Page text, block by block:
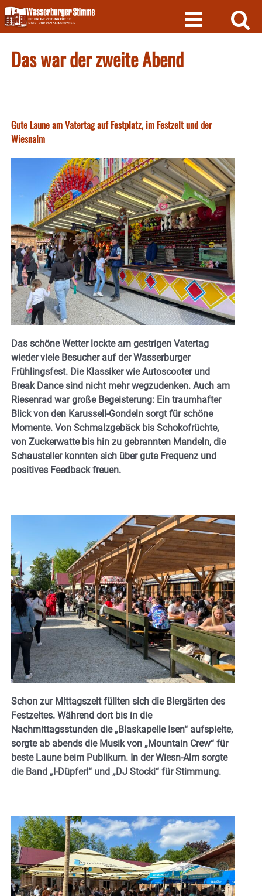
Skip
to
content
Das war der zweite Abend
Gute Laune am Vatertag auf Festplatz, im Festzelt und der
Wiesnalm
Das schöne Wetter lockte am gestrigen Vatertag
wieder viele Besucher auf der Wasserburger
Frühlingsfest. Die Klassiker wie Autoscooter und
Break Dance sind nicht mehr wegzudenken. Auch am
Riesenrad war große Begeisterung: Ein traumhafter
Blick von den Karussell-Gondeln sorgt für schöne
Momente. Von Schmalzgebäck bis Schokofrüchte,
von Zuckerwatte bis hin zu gebrannten Mandeln, die
Schausteller konnten sich über gute Frequenz und
positives Feedback freuen.
Schon zur Mittagszeit füllten sich die Biergärten des
Festzeltes. Während dort bis in die
Nachmittagsstunden die „Blaskapelle Isen“ aufspielte,
sorgte ab abends die Musik von „Mountain Crew“ für
beste Laune beim Publikum. In der Wiesn-Alm sorgte
die Band „I-Düpferl“ und „DJ Stocki“ für Stimmung.